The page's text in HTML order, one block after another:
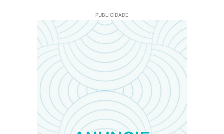
- PUBLICIDADE -